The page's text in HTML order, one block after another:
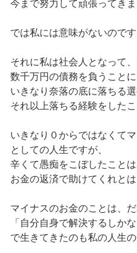
今まで努力して頑張ってき
では私には意味がないのです
それに私は社会人となって
数千万円の債務を負うことに
いきなり奈落の底に落ちる
それ以上落ちる経験をしたこ
いきなり０からではなくて
としての人生ですが、
辛くて愚痴をこぼしたこと
お金の返済で助けてくれと
マイナスのお金のことは、
「自分自身で解決するしかな
で生きてきたのも私の人生の